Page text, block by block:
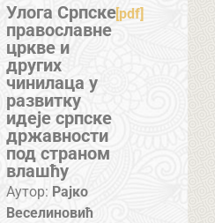
Улога Српске
православне
цркве и
других
чинилаца у
развитку
идеје српске
државности
под страном
влашћу
[pdf]
Аутор: Рајко
Веселиновић